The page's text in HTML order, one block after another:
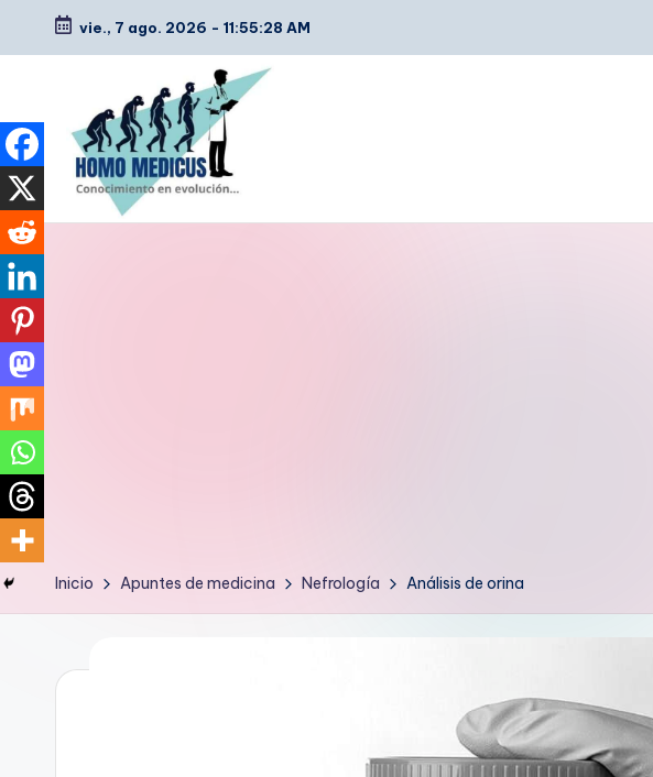
Saltar
contenido
vie., 7 ago. 2026 - 11:55:29 AM
i
c
u
Inicio Apuntes de medicina Nefrología Análisis de orina